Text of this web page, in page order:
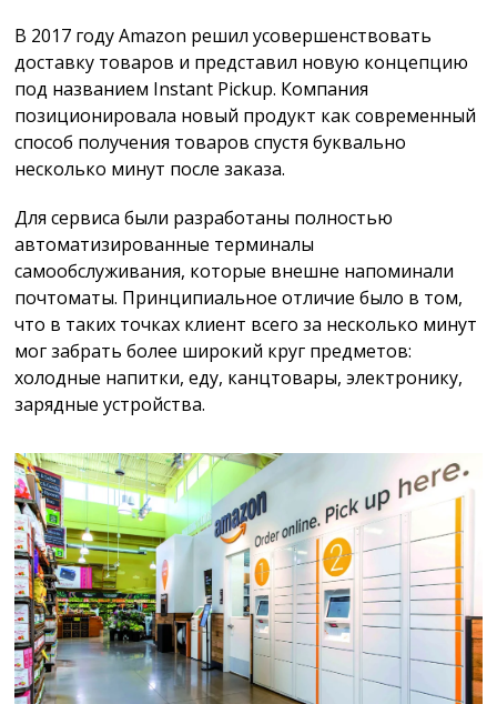
В 2017 году Amazon решил усовершенствовать
доставку товаров и представил новую концепцию
под названием Instant Pickup. Компания
позиционировала новый продукт как современный
способ получения товаров спустя буквально
несколько минут после заказа.
Для сервиса были разработаны полностью
автоматизированные терминалы
самообслуживания, которые внешне напоминали
почтоматы. Принципиальное отличие было в том,
что в таких точках клиент всего за несколько минут
мог забрать более широкий круг предметов:
холодные напитки, еду, канцтовары, электронику,
зарядные устройства.